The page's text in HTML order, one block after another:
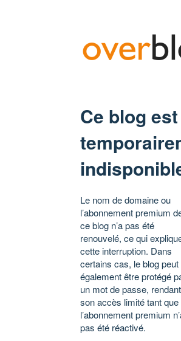
Ce blog est
Le nom de domaine ou
l’abonnement premium
ce blog n’a pas été
renouvelé, ce qui
cette interruption. Dans
certains cas, le blog peut
également être protégé
un mot de passe, rendant
son accès limité tant que
l’abonnement premium
pas été réactivé.